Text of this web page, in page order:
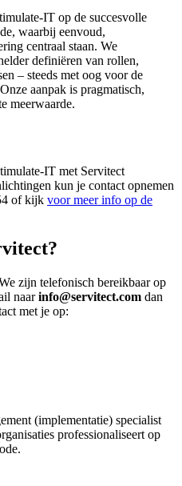
IT op de succesvolle
waarbij eenvoud,
centraal staan. We
definiëren van rollen,
– steeds met oog voor de
aanpak is pragmatisch,
meerwaarde.
IT met Servitect
kun je contact opnemen
of kijk voor meer info op de
zijn telefonisch bereikbaar op
naarinfo@servitect.com dan
met je op:
(implementatie) specialist
professionaliseert op